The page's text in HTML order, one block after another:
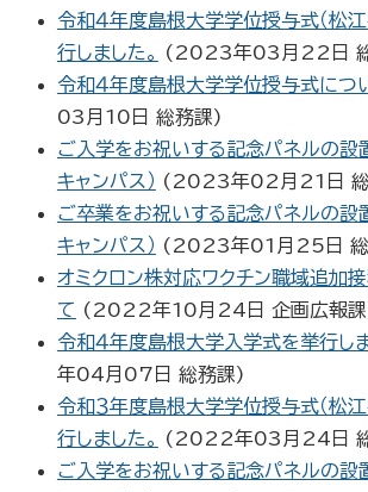
令和４年度島根大学学位授与式（松江
行しました。
( 2023年03月22日
令和４年度島根大学学位授与式につ
03月10日 総務課)
ご入学をお祝いする記念パネルの設
キャンパス） ( 2023年02月21日
ご卒業をお祝いする記念パネルの設
キャンパス） ( 2023年01月25日
オミクロン株対応ワクチン職域追加
て ( 2022年10月24日 企画広報課
令和４年度島根大学入学式を挙行しま
年04月07日 総務課)
令和３年度島根大学学位授与式（松江
行しました。
( 2022年03月24日
ご入学をお祝いする記念パネルの設